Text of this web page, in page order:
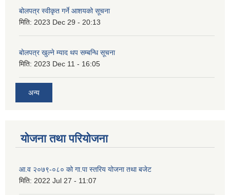
बोलपत्र स्वीकृत गर्ने आशयको सूचना
मिति: 2023 Dec 29 - 20:13
बोलपत्र खुल्ने म्याद थप सम्बन्धि सूचना
मिति: 2023 Dec 11 - 16:05
अन्य
योजना तथा परियोजना
आ.व २०७९-०८० को गा.पा स्तरिय योजना तथा बजेट
मिति: 2022 Jul 27 - 11:07